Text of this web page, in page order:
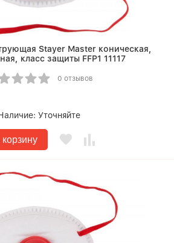
Stayer Master коническая,
класс защиты FFP1 11117
0 отзывов
Уточняйте
корзину